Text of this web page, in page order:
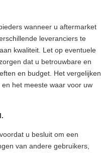
wanneer u aftermarket
leveranciers te
kwaliteit. Let op eventuele
dat u betrouwbare en
en budget. Het vergelijken
het meeste waar voor uw
u besluit om een
van andere gebruikers,